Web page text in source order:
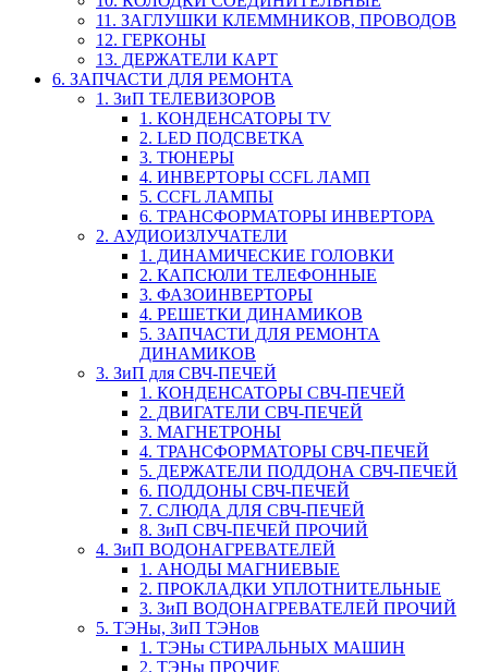
11. ЗАГЛУШКИ КЛЕММНИКОВ, ПРОВОДОВ
12. ГЕРКОНЫ
13. ДЕРЖАТЕЛИ КАРТ
6. ЗАПЧАСТИ ДЛЯ РЕМОНТА
1. ЗиП ТЕЛЕВИЗОРОВ
1. КОНДЕНСАТОРЫ TV
2. LED ПОДСВЕТКА
3. ТЮНЕРЫ
4. ИНВЕРТОРЫ CCFL ЛАМП
5. CCFL ЛАМПЫ
6. ТРАНСФОРМАТОРЫ ИНВЕРТОРА
2. АУДИОИЗЛУЧАТЕЛИ
1. ДИНАМИЧЕСКИЕ ГОЛОВКИ
2. КАПСЮЛИ ТЕЛЕФОННЫЕ
3. ФАЗОИНВЕРТОРЫ
4. РЕШЕТКИ ДИНАМИКОВ
5. ЗАПЧАСТИ ДЛЯ РЕМОНТА
ДИНАМИКОВ
3. ЗиП для СВЧ-ПЕЧЕЙ
1. КОНДЕНСАТОРЫ СВЧ-ПЕЧЕЙ
2. ДВИГАТЕЛИ СВЧ-ПЕЧЕЙ
3. МАГНЕТРОНЫ
4. ТРАНСФОРМАТОРЫ СВЧ-ПЕЧЕЙ
5. ДЕРЖАТЕЛИ ПОДДОНА СВЧ-ПЕЧЕЙ
6. ПОДДОНЫ СВЧ-ПЕЧЕЙ
7. СЛЮДА ДЛЯ СВЧ-ПЕЧЕЙ
8. ЗиП СВЧ-ПЕЧЕЙ ПРОЧИЙ
4. ЗиП ВОДОНАГРЕВАТЕЛЕЙ
1. АНОДЫ МАГНИЕВЫЕ
2. ПРОКЛАДКИ УПЛОТНИТЕЛЬНЫЕ
3. ЗиП ВОДОНАГРЕВАТЕЛЕЙ ПРОЧИЙ
5. ТЭНы, ЗиП ТЭНов
1. ТЭНы СТИРАЛЬНЫХ МАШИН
2. ТЭНы ПРОЧИЕ